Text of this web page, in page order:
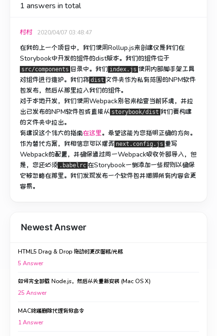
1 answers in total
村村 2020/04/07 03:48:47
在我的上一个项目中，我们使用Rollup.js来创建仅是我们在
Storybook中开发的组件的dist版本。 我们的组件位于
src/components 目录中。 我们 index.js 使用内部脚手架工具
对组件进行维护。 我们将 dist 文件夹作为私有范围的NPM软件
包发布，然后从那里拉入我们的组件。
对于本地开发，我们使用Webpack别名来检查当前环境，并拉
出已发布的NPM软件包或直接从 storybook/dist 我们要构建
的文件夹中拉出。
有建设这个伟大的指南在这里。 希望这能为您指明正确的方向。
作为替代方案，我相信您可以摆弄 next.config.js 重写
Webpack的配置，并确保通过同一Webpack吸收外部导入，但
是，您还必须 .babelrc 在Storybook一侧添加一些规则以确保
它被忽略在那里。 我们发现发布一个软件包并捆绑所有内容会更
容易。
Newest Answer
HTML5 Drag & Drop 拖动时更改图标/光标
5 Answer
如何完全卸载 Node.js，然后从头重新安装 (Mac OS X)
25 Answer
MAC终端删除代理有效命令
1Answer